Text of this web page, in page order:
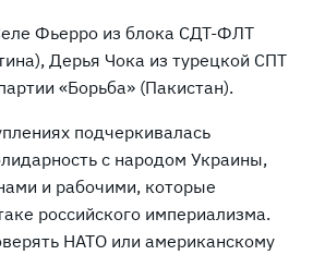
Фьерро из блока СДТ-ФЛТ
Дерья Чока из турецкой СПТ
«Борьба» (Пакистан).
подчеркивалась
с народом Украины,
и рабочими, которые
российского империализма.
НАТО или американскому